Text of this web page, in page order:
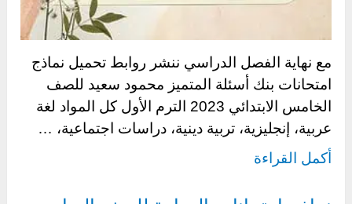
مع نهاية الفصل الدراسي ننشر روابط تحميل نماذج
امتحانات بنك أسئلة المتميز محمود سعيد للصف
الخامس الابتدائي 2023 الترم الأول كل المواد لغة
عربية، إنجليزية، تربية دينية، دراسات اجتماعية، …
أكمل القراءة